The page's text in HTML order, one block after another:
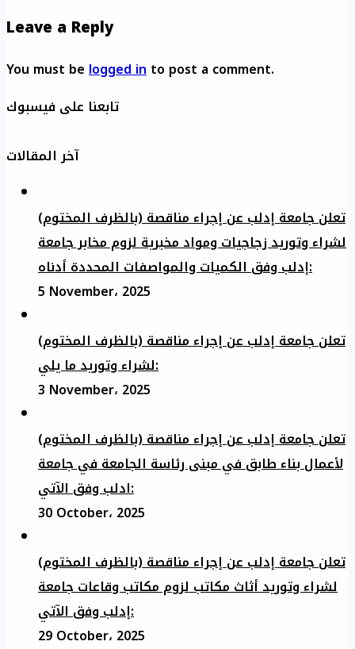
Leave a Reply
You must belogged into post a comment.
تابعنا على فيسبوك
آخر المقالات
تعلن جامعة إدلب عن إجراء مناقصة (بالظرف المختوم)
لشراء وتوريد زجاجيات ومواد مخبرية لزوم مخابر جامعة
إدلب وفق الكميات والمواصفات المحددة أدناه:
5 November، 2025
تعلن جامعة إدلب عن إجراء مناقصة (بالظرف المختوم)
لشراء وتوريد ما يلي:
3 November، 2025
تعلن جامعة إدلب عن إجراء مناقصة (بالظرف المختوم)
لأعمال بناء طابق في مبنى رئاسة الجامعة في جامعة
ادلب وفق الآتي:
30 October، 2025
تعلن جامعة إدلب عن إجراء مناقصة (بالظرف المختوم)
لشراء وتوريد أثاث مكاتب لزوم مكاتب وقاعات جامعة
إدلب وفق الآتي:
29 October، 2025